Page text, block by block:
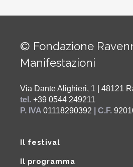
© Fondazione
Manifestazioni
Via Dante Alighieri, 1 | 48121
tel. +39 0544 249211
P. IVA 01118290392 | C.F.
Il festival
Il programma